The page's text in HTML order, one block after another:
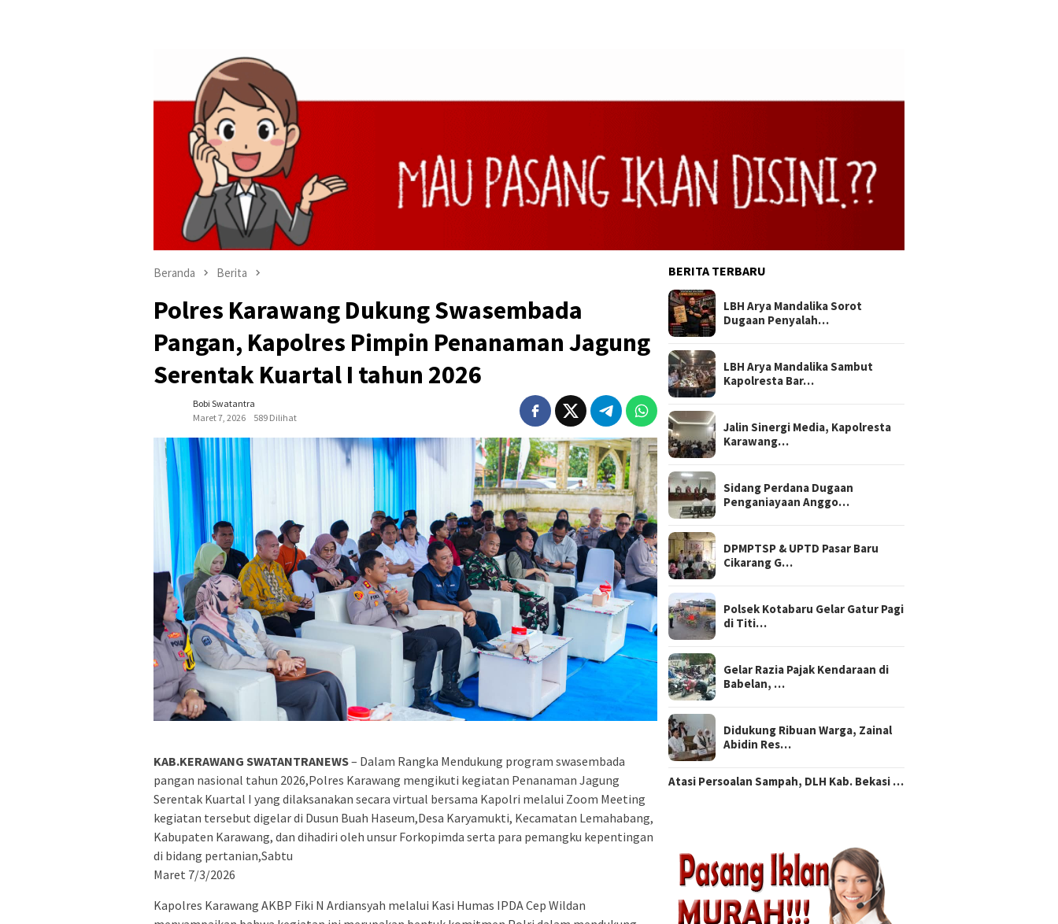
Beranda Berita
Polres Karawang Dukung Swasembada
Pangan, Kapolres Pimpin Penanaman Jagung
Serentak Kuartal I tahun 2026
Bobi Swatantra
Maret 7, 2026
589 Dilihat
KAB.KERAWANG SWATANTRANEWS– Dalam Rangka Mendukung program swasembada
pangan nasional tahun 2026,Polres Karawang mengikuti kegiatan Penanaman Jagung
Serentak Kuartal I yang dilaksanakan secara virtual bersama Kapolri melalui Zoom Meeting
kegiatan tersebut digelar di Dusun Buah Haseum,Desa Karyamukti, Kecamatan Lemahabang,
Kabupaten Karawang, dan dihadiri oleh unsur Forkopimda serta para pemangku kepentingan
di bidang pertanian,Sabtu
Maret 7/3/2026
Kapolres Karawang AKBP Fiki N Ardiansyah melalui Kasi Humas IPDA Cep Wildan
BERITA TERBARU
LBH Arya Mandalika Sorot
Dugaan Penyalah…
LBH Arya Mandalika Sambut
Kapolresta Bar…
Jalin Sinergi Media, Kapolresta
Karawang…
Sidang Perdana Dugaan
Penganiayaan Anggo…
DPMPTSP & UPTD Pasar Baru
Cikarang G…
Polsek Kotabaru Gelar Gatur Pagi
di Titi…
Gelar Razia Pajak Kendaraan di
Babelan, …
Didukung Ribuan Warga, Zainal
Abidin Res…
Atasi Persoalan Sampah, DLH Kab. Bekasi …